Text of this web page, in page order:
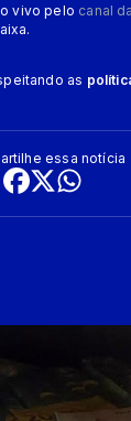
vivo pelo canal
as
essa notícia